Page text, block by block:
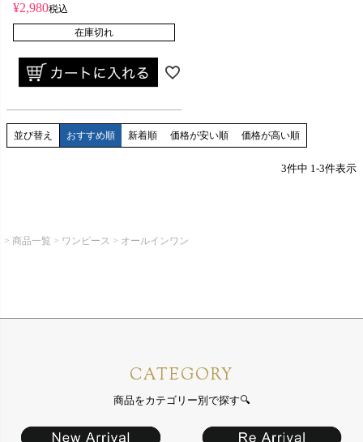
¥2,980税込
在庫切れ
並び替え おすすめ順 新着順 価格が安い順 価格が高い順
3件中 1 -3件表示
商品一覧 ワンピース オールインワン
CATEGORY
商品をカテゴリー別で探す🔍